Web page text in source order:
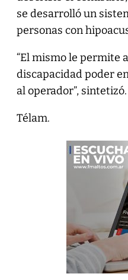
se desarrolló un
personas con
“El mismo le permite
discapacidad poder
al operador”, sintetizó.
Télam.